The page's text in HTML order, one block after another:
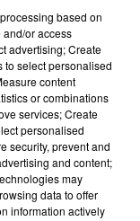
based on
and/or access
advertising; Create
to select personalised
content
or combinations
services; Create
personalised
security, prevent and
and content;
may
data to offer
information actively